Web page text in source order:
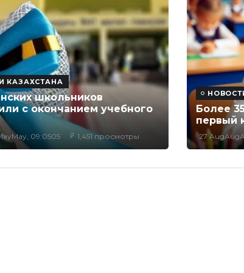
КАЗАХСТАНА
школьников
с окончанием учебного
09:0505 1,451 просмотры
Более
первый
27